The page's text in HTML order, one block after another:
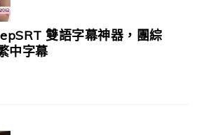
雙語字幕神器，團綜
中字幕